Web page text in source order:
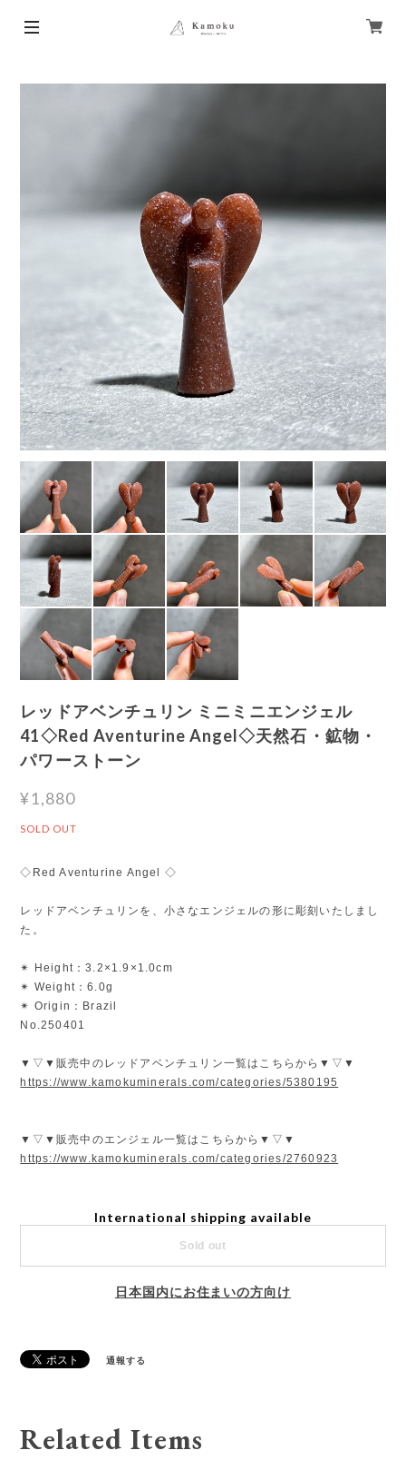
レッドアベンチュリン ミニミニエンジェル
41◇Red Aventurine Angel◇天然石・鉱物・
パワーストーン
¥1,880
SOLD OUT
◇Red Aventurine Angel ◇
レッドアベンチュリンを、小さなエンジェルの形に彫刻いたしまし
た。
✴︎ Height：3.2×1.9×1.0cm
✴︎ Weight：6.0g
✴︎ Origin：Brazil
No.250401
▼▽▼販売中のレッドアベンチュリン一覧はこちらから▼▽▼
https://www.kamokuminerals.com/categories/5380195
▼▽▼販売中のエンジェル一覧はこちらから▼▽▼
https://www.kamokuminerals.com/categories/2760923
International shipping available
Sold out
日本国内にお住まいの方向け
通報する
Related Items